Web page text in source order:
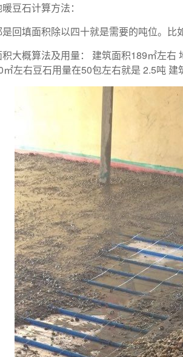
豆石计算方法：
回填面积除以四十就是需要的吨位。比
大概算法及用量： 建筑面积189㎡左
㎡左右豆石用量在50包左右就是 2.5吨